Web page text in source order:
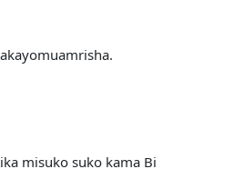
misuko suko kama Bi